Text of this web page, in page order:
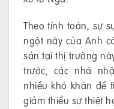
Theo tính toán, sự
ngột này của Anh
sản tại thị trường
trước, các nhà
nhiều khó khăn để
giảm thiểu sự thiệt